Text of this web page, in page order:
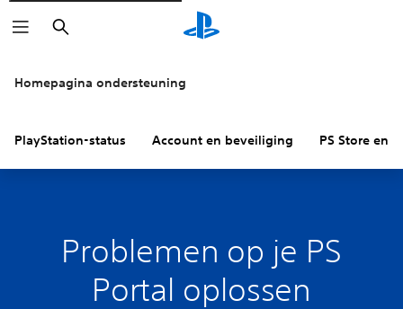
Zoeken
Homepagina ondersteuning
PlayStation-status Account en beveiliging PS Store en
Problemen op je PS
Portal oplossen